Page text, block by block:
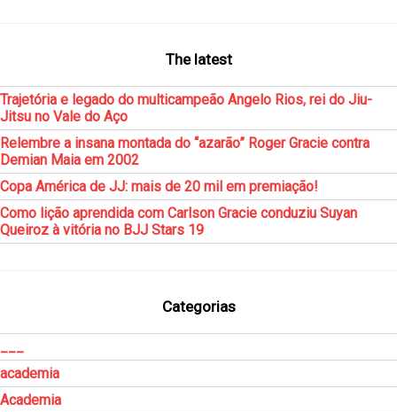
The latest
Trajetória e legado do multicampeão Angelo Rios, rei do Jiu-
Jitsu no Vale do Aço
Relembre a insana montada do “azarão” Roger Gracie contra
Demian Maia em 2002
Copa América de JJ: mais de 20 mil em premiação!
Como lição aprendida com Carlson Gracie conduziu Suyan
Queiroz à vitória no BJJ Stars 19
Categorias
academia
Academia